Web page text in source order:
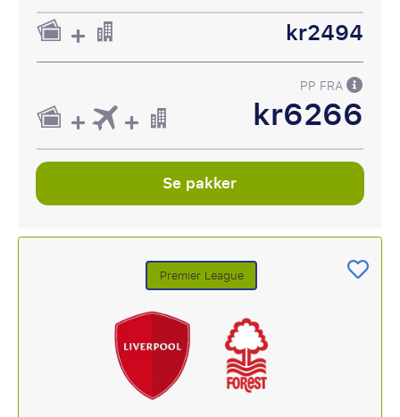
kr2494
PP FRA
kr6266
Se pakker
Premier League